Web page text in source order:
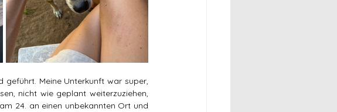
Meine Unterkunft war super,
nicht wie geplant weiterzuziehen,
24. an einen unbekannten Ort und